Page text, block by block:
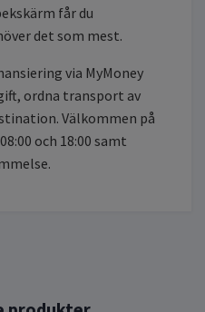
får du
det som mest.
via MyMoney
ordna transport av
Välkommen på
och 18:00 samt